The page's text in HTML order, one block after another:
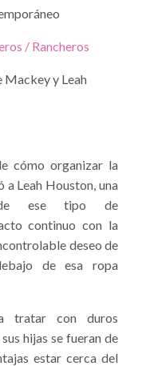
/ Rancheros
Mackey y Leah
cómo organizar la
a Leah Houston, una
de ese tipo de
continuo con la
deseo de
de esa ropa
tratar con duros
hijas se fueran de
estar cerca del